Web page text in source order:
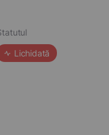
Lichidată